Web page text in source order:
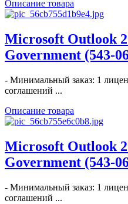
Описание товара
Microsoft Outlook
Government (543-
- Минимальный заказ: 1
соглашений ...
Описание товара
Microsoft Outlook
Government (543-
- Минимальный заказ: 1
соглашений ...